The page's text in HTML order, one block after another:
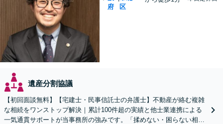
府
区
遺産分割協議
【初回面談無料】【宅建士・民事信託士の弁護士】不動産が絡む複雑
な相続をワンストップ解決｜累計100件超の実績と他士業連携による
一気通貫サポートが当事務所の強みです。「揉めない・困らない相